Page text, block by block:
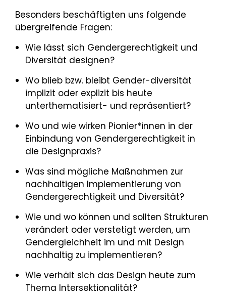
Besonders beschäftigten uns folgende
übergreifende Fragen:
Wie lässt sich Gendergerechtigkeit und
Diversität designen?
Wo blieb bzw. bleibt Gender-diversität
implizit oder explizit bis heute
unterthematisiert- und repräsentiert?
Wo und wie wirken Pionier*innen in der
Einbindung von Gendergerechtigkeit in
die Designpraxis?
Was sind mögliche Maßnahmen zur
nachhaltigen Implementierung von
Gendergerechtigkeit und Diversität?
Wie und wo können und sollten Strukturen
verändert oder verstetigt werden, um
Gendergleichheit im und mit Design
nachhaltig zu implementieren?
Wie verhält sich das Design heute zum
Thema Intersektionalität?